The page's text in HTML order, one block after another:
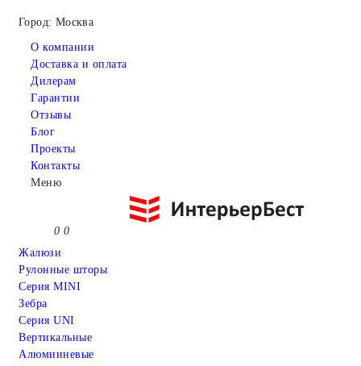
Город: Москва
О компании
Доставка и оплата
Дилерам
Гарантии
Отзывы
Блог
Проекты
Контакты
Меню
0 0
Жалюзи
Рулонные шторы
Серия MINI
Зебра
Серия UNI
Вертикальные
Алюмииневые